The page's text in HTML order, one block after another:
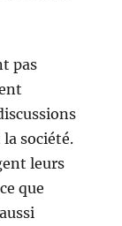
pas
la société.
leurs
que